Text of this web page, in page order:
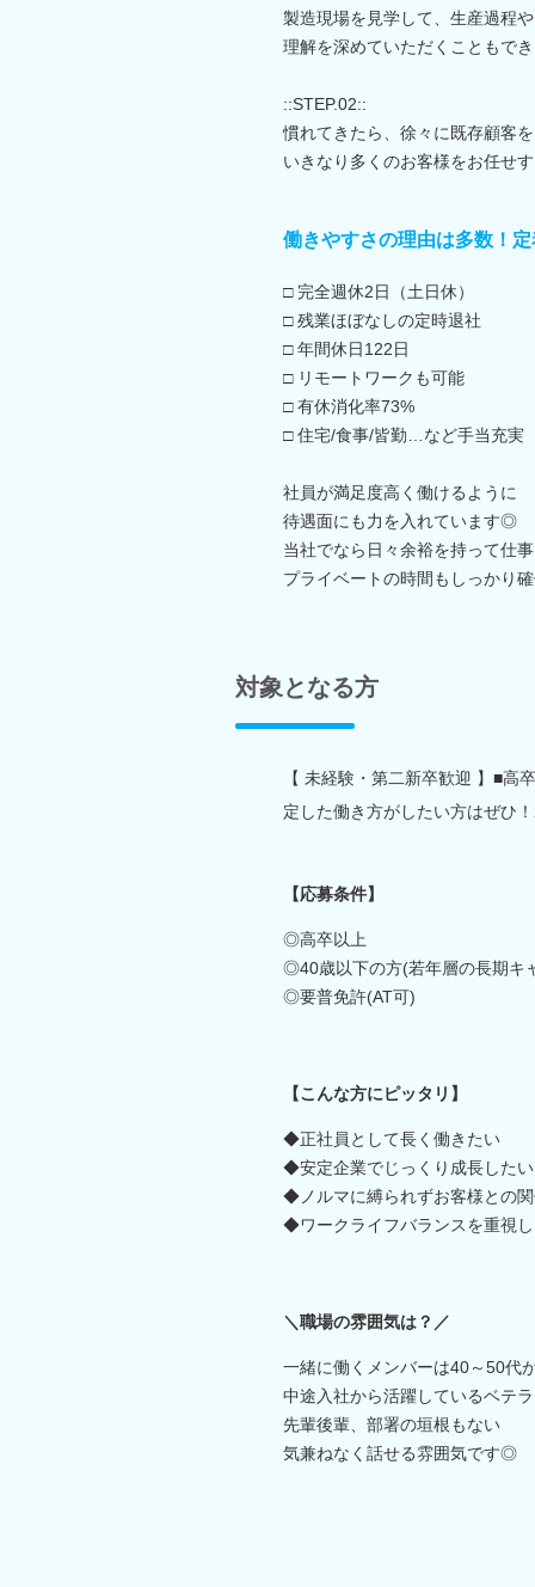
製造現場を見学して、生産過程
理解を深めていただくこともで
::STEP.02::
慣れてきたら、徐々に既存顧客
いきなり多くのお客様をお任せ
働きやすさの理由は多数！
□ 完全週休2日（土日休）
□ 残業ほぼなしの定時退社
□ 年間休日122日
□ リモートワークも可能
□ 有休消化率73%
□ 住宅/食事/皆勤…など手当充実
社員が満足度高く働けるように
待遇面にも力を入れています◎
当社でなら日々余裕を持って仕
プライベートの時間もしっかり
対象となる方
【 未経験・第二新卒歓迎 】■
定した働き方がしたい方はぜひ
【応募条件】
◎高卒以上
◎40歳以下の方(若年層の長期キ
◎要普免許(AT可)
【こんな方にピッタリ】
◆正社員として長く働きたい
◆安定企業でじっくり成長したい
◆ノルマに縛られずお客様との
◆ワークライフバランスを重視
＼職場の雰囲気は？／
一緒に働くメンバーは40～50代
中途入社から活躍しているベテ
先輩後輩、部署の垣根もない
気兼ねなく話せる雰囲気です◎